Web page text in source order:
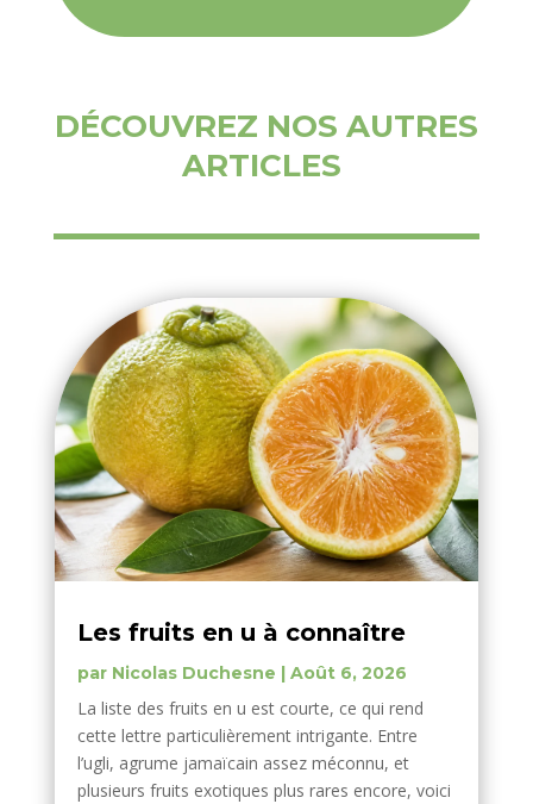
DÉCOUVREZ NOS AUTRES
ARTICLES
Les fruits en u à connaître
par Nicolas Duchesne | Août 6, 2026
La liste des fruits en u est courte, ce qui rend
cette lettre particulièrement intrigante. Entre
l’ugli, agrume jamaïcain assez méconnu, et
plusieurs fruits exotiques plus rares encore, voici